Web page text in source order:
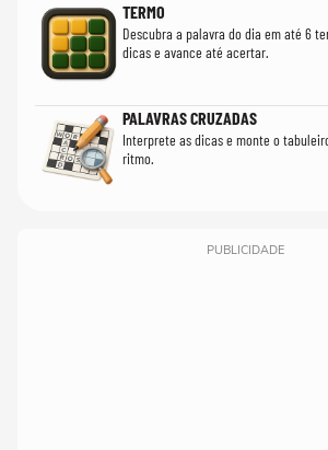
TERMO
Descubra a palavra do dia em até 6
dicas e avance até acertar.
PALAVRAS CRUZADAS
Interprete as dicas e monte o
ritmo.
PUBLICIDADE